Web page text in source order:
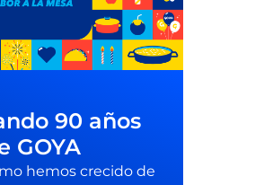
90 años
GOYA
hemos crecido de